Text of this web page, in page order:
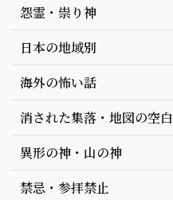
怨霊・祟り神
日本の地域別
海外の怖い話
消された集落・地図の空白
異形の神・山の神
禁忌・参拝禁止